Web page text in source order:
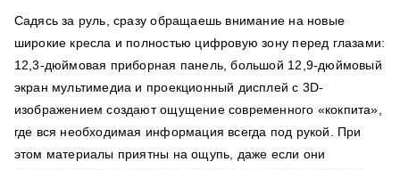
Садясь за руль, сразу обращаешь внимание на новые
широкие кресла и полностью цифровую зону перед глазами:
12,3-дюймовая приборная панель, большой 12,9-дюймовый
экран мультимедиа и проекционный дисплей с 3D-
изображением создают ощущение современного «кокпита»,
где вся необходимая информация всегда под рукой. При
этом материалы приятны на ощупь, даже если они